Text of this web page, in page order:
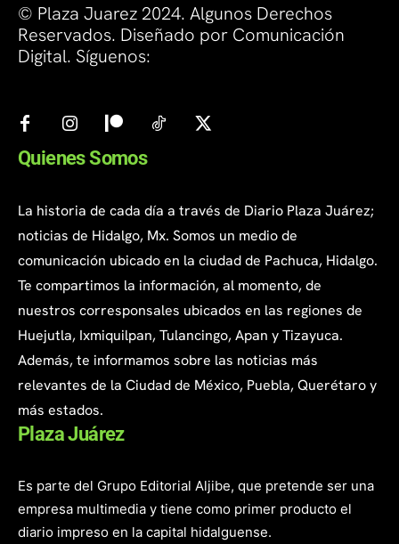
© Plaza Juarez 2024. Algunos Derechos
Reservados. Diseñado por Comunicación
Digital. Síguenos:
Quienes Somos
La historia de cada día a través de Diario Plaza Juárez;
noticias de Hidalgo, Mx. Somos un medio de
comunicación ubicado en la ciudad de Pachuca, Hidalgo.
Te compartimos la información, al momento, de
nuestros corresponsales ubicados en las regiones de
Huejutla, Ixmiquilpan, Tulancingo, Apan y Tizayuca.
Además, te informamos sobre las noticias más
relevantes de la Ciudad de México, Puebla, Querétaro y
más estados.
Plaza Juárez
Es parte del Grupo Editorial Aljibe, que pretende ser una
empresa multimedia y tiene como primer producto el
diario impreso en la capital hidalguense.